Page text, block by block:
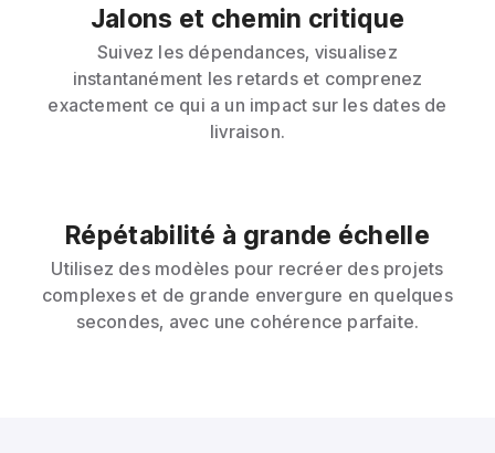
Jalons et chemin critique
Suivez les dépendances, visualisez
instantanément les retards et comprenez
exactement ce qui a un impact sur les dates de
livraison.
Répétabilité à grande échelle
Utilisez des modèles pour recréer des projets
complexes et de grande envergure en quelques
secondes, avec une cohérence parfaite.